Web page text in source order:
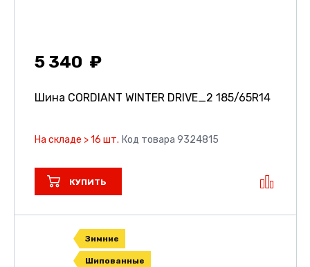
5 340
Шина CORDIANT WINTER DRIVE_2 185/65R14
На складе > 16 шт. Код товара 9324815
КУПИТЬ
Зимние
Шипованные